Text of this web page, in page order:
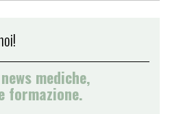
mediche,